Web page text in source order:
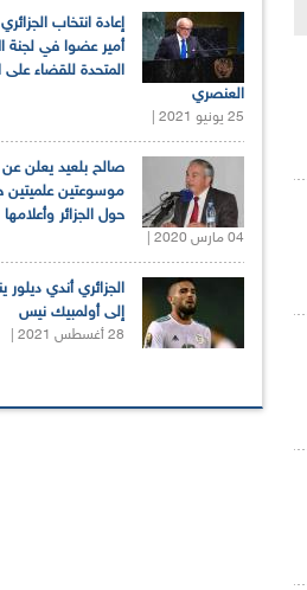
إعادة انتخاب
أمير عضوا في لجنة
المتحدة للقضاء على
العنصري
25 يونيو 2021 |
صالح بلعيد يعلن عن
موسوعتين علميتين
حول الجزائر وأعلامها
04 مارس 2020 |
الجزائري أندي
إلى أولمبيك نيس
28 أغسطس 2021 |